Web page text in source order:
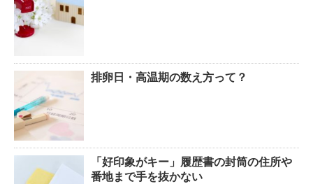
排卵日・高温期の数え方って？
「好印象がキー」履歴書の封筒の住所や
番地まで手を抜かない